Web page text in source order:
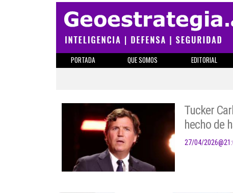
PORTADA QUE SOMOS EDITORIAL
Tucker
hecho de
27/04/2026@